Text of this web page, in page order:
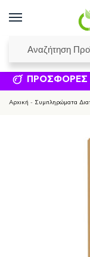
ΠΡΟΣΦΟΡΈΣ
Αρχική - Συμπληρώματα